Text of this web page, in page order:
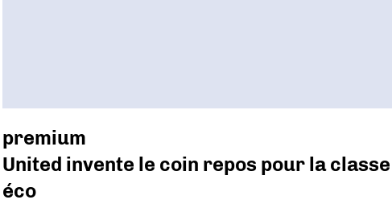
premium
United invente le coin repos pour la classe
éco